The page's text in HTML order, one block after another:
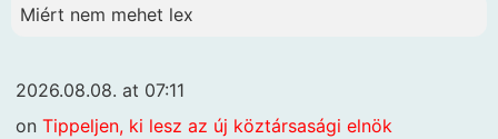
Miért nem mehet lex
2026.08.08. at 07:11
on Tippeljen, ki lesz az új köztársasági elnök